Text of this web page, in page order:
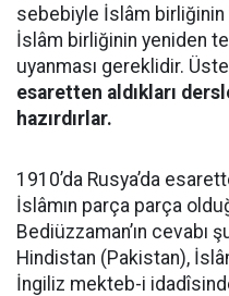
sebebiyle İslâm birliğinin
İslâm birliğinin yeniden
uyanması gereklidir.
esaretten aldıkları
hazırdırlar.
1910’da Rusya’da
İslâmın parça parça
Bediüzzaman’ın cevabı
Hindistan (Pakistan),
İngiliz mekteb-i idadîsinde